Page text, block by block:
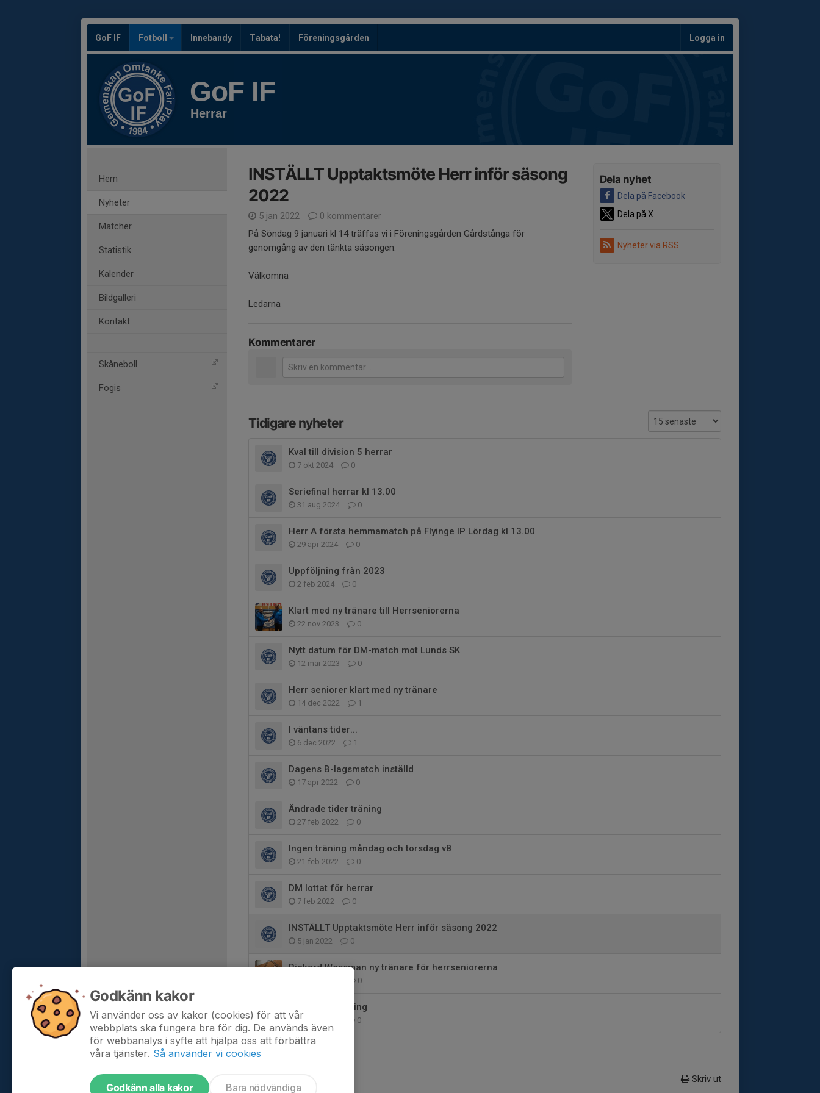
GoF IF Fotboll Innebandy Tabata! Föreningsgården Logga in
GoF IF
Herrar
Hem
Nyheter
Matcher
Statistik
Kalender
Bildgalleri
Kontakt
Skåneboll
Fogis
Dela nyhet
Dela på Facebook
Dela på X
Nyheter via RSS
INSTÄLLT Upptaktsmöte Herr inför säsong
2022
5 jan 2022
0 kommentarer
På Söndag 9 januari kl 14 träffas vi i Föreningsgården Gårdstånga för
genomgång av den tänkta säsongen.
Välkomna
Ledarna
Kommentarer
Tidigare nyheter
Kval till division 5 herrar
7 okt 2024 0
Seriefinal herrar kl 13.00
31 aug 2024 0
Herr A första hemmamatch på Flyinge IP Lördag kl 13.00
29 apr 2024 0
Uppföljning från 2023
2 feb 2024 0
Klart med ny tränare till Herrseniorerna
22 nov 2023 0
Nytt datum för DM-match mot Lunds SK
12 mar 2023 0
Herr seniorer klart med ny tränare
14 dec 2022 1
I väntans tider...
6 dec 2022 1
Dagens B-lagsmatch inställd
17 apr 2022 0
Ändrade tider träning
27 feb 2022 0
Ingen träning måndag och torsdag v8
21 feb 2022 0
DM lottat för herrar
7 feb 2022 0
INSTÄLLT Upptaktsmöte Herr inför säsong 2022
5 jan 2022 0
Rickard Wessman ny tränare för herrseniorerna
0
Herr - Provträning
22 nov 2021 0
Skriv ut
Godkänn kakor
Vi använder oss av kakor (cookies) för att vår
webbplats ska fungera bra för dig. De används även
för webbanalys i syfte att hjälpa oss att förbättra
våra tjänster. Så använder vi cookies
Godkänn alla kakor Bara nödvändiga